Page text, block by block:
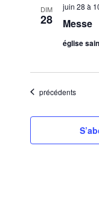
DIM
28 Messe
juin 28 à
église
Évènements
précédents